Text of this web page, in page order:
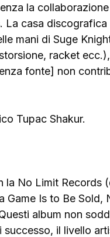
la
La casa
mani di Suge
racket
fonte] non
Tupac Shakur.
la No Limit Records
Game Is to Be Sold,
album non
il livello